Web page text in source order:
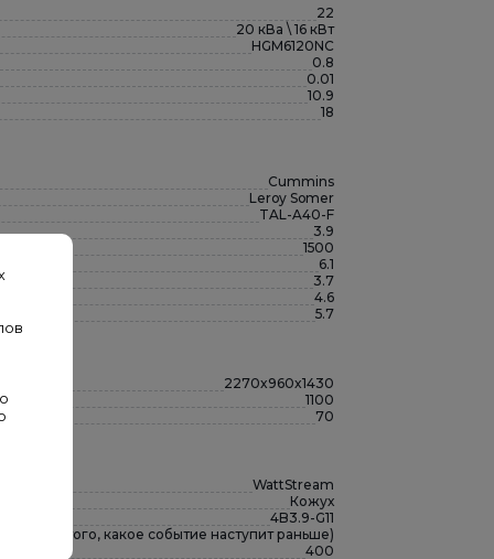
22
20 кВа \ 16 кВт
HGM6120NC
0.8
0.01
10.9
18
Cummins
Leroy Somer
TAL-A40-F
3.9
1500
6.1
3.7
4.6
5.7
2270x960x1430
1100
70
WattStream
Кожух
4B3.9-G11
от того, какое событие наступит раньше)
400